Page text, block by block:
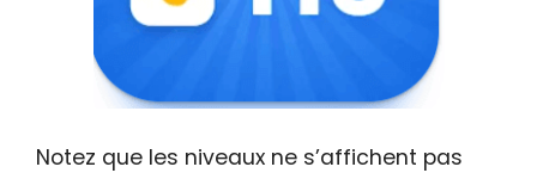
Notez que les niveaux ne s’affichent pas